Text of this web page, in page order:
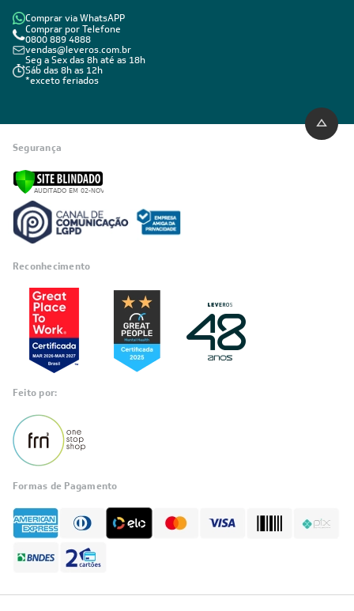
Comprar via WhatsAPP
Comprar por Telefone
0800 889 4888
vendas@leveros.com.br
Seg a Sex das 8h até as 18h
Sáb das 8h as 12h
*exceto feriados
Segurança
Reconhecimento
Feito por:
Formas de Pagamento
Fale com a LIA